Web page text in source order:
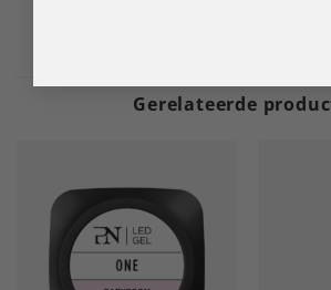
Gerelateerde